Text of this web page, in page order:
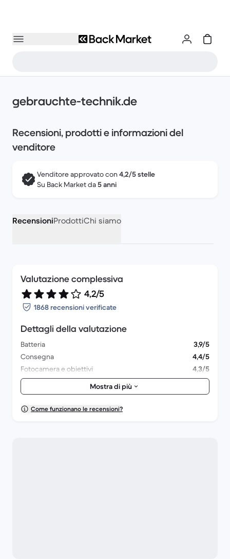
gebrauchte-technik.de
Recensioni, prodotti e informazioni del
venditore
Venditore approvato con4,2/5 stelle
Su Back Market da5 anni
RecensioniProdottiChi siamo
Valutazione complessiva
4,2/5
1868 recensioni verificate
Dettagli della valutazione
Batteria
3,9/5
Consegna
4,4/5
Fotocamera e obiettivi
4,3/5
Accessori
4/5
Confezione
4,3/5
Prestazioni complessive
Mostra di più
Come funzionano le recensioni?